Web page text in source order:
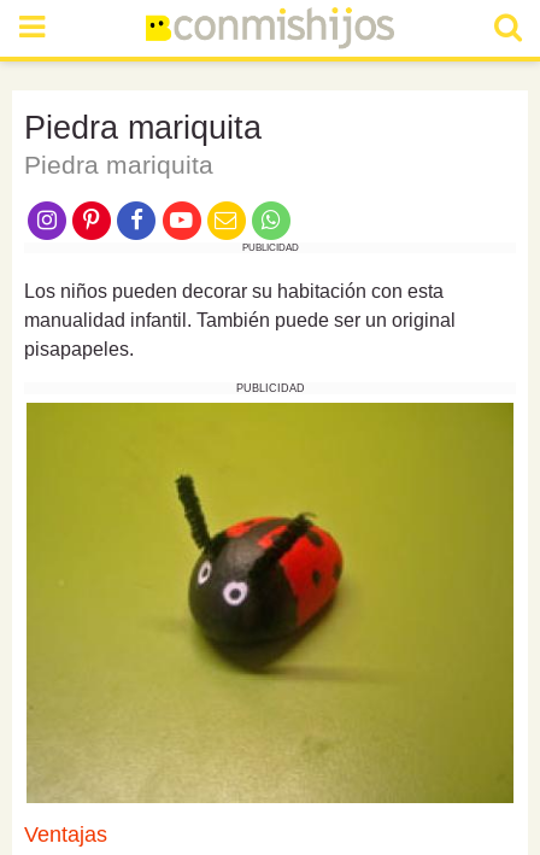
Piedra mariquita
Piedra mariquita
PUBLICIDAD
Los niños pueden decorar su habitación con esta
manualidad infantil. También puede ser un original
pisapapeles.
PUBLICIDAD
Ventajas